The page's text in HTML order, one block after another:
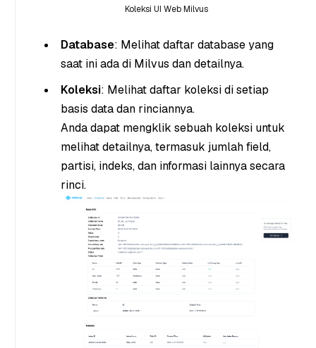
Koleksi UI Web Milvus
Database: Melihat daftar database yang
saat ini ada di Milvus dan detailnya.
Koleksi: Melihat daftar koleksi di setiap
basis data dan rinciannya.
Anda dapat mengklik sebuah koleksi untuk
melihat detailnya, termasuk jumlah field,
partisi, indeks, dan informasi lainnya secara
rinci.